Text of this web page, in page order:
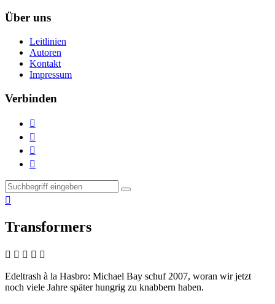
Über uns
Leitlinien
Autoren
Kontakt
Impressum
Verbinden





Transformers
    
Edeltrash à la Hasbro: Michael Bay schuf 2007, woran wir jetzt
noch viele Jahre später hungrig zu knabbern haben.